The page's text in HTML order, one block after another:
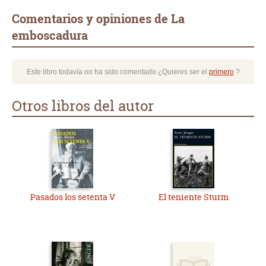
Comentarios y opiniones de La
emboscadura
Este libro todavía no ha sido comentado ¿Quieres ser el primero?
Otros libros del autor
Pasados los setenta V El teniente Sturm